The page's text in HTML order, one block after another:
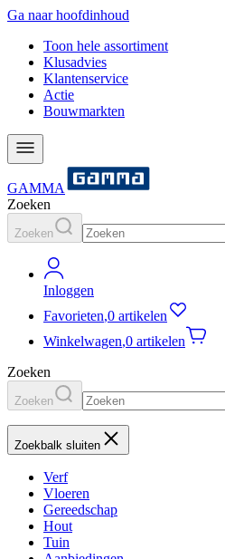
Ga naar hoofdinhoud
Toon hele assortiment
Klusadvies
Klantenservice
Actie
Bouwmarkten
GAMMA
Zoeken
Zoeken
Inloggen
Favorieten,0 artikelen
Winkelwagen,0 artikelen
Zoeken
Zoeken
Zoekbalk sluiten
Verf
Vloeren
Gereedschap
Hout
Tuin